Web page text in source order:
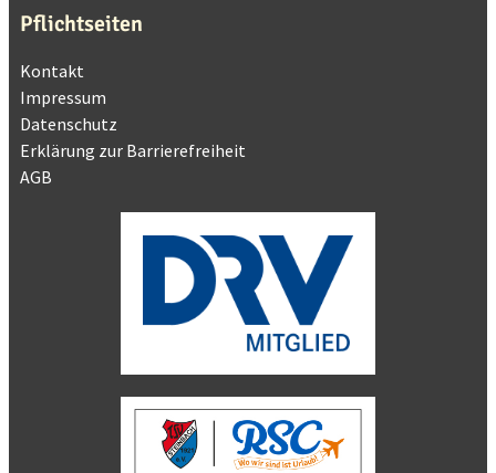
Pflichtseiten
Kontakt
Impressum
Datenschutz
Erklärung zur Barrierefreiheit
AGB